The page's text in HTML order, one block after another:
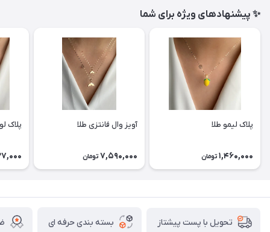
✨ پیشنهادهای ویژه برای شما
پلاک لیمو طلا
1,460,000 تومان
آویز وال فانتزی طلا
7,590,000 تومان
پلاک
تحویل با پست پیشتاز بسته بندی حرفه ای